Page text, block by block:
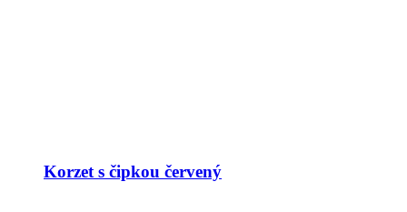
Korzet s čipkou červený